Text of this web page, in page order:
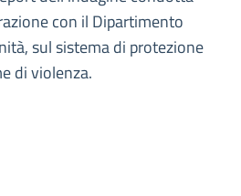
con il Dipartimento
sul sistema di protezione
di violenza.